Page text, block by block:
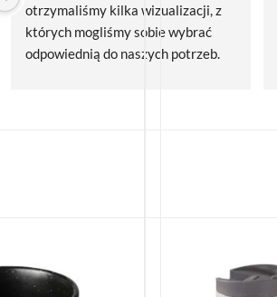
otrzymaliśmy kilka wizualizacji, z
których mogliśmy sobie wybrać
odpowiednią do naszych potrzeb.